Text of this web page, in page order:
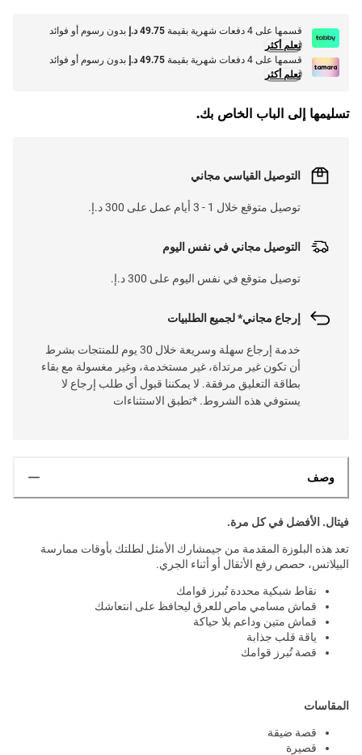
قسمها على 4 دفعات شهرية بقيمة 49.75 د.إ
بدون رسوم أو فوائد
تعلم أكثر
قسمها على 4 دفعات شهرية بقيمة
49.75 د.إ
بدون رسوم أو فوائد
تعلم أكثر
تسليمها إلى الباب الخاص بك.
التوصيل القياسي مجاني
توصيل متوقع خلال 1 - 3 أيام عمل على 300 د.إ.
التوصيل مجاني في نفس اليوم
توصيل متوقع في نفس اليوم على 300 د.إ.
إرجاع مجاني* لجميع الطلبيات
خدمة إرجاع سهلة وسريعة خلال 30 يوم للمنتجات بشرط
أن تكون غير مرتداة، غير مستخدمة، وغير مغسولة مع بقاء
بطاقة التعليق مرفقة. لا يمكننا قبول أي طلب إرجاع لا
يستوفي هذه الشروط. *تطبق الاستثناءات
وصف
فيتال. الأفضل في كل مرة.
تعد هذه البلوزة المقدمة من جيمشارك الأمثل لطلتك بأوقات ممارسة
البيلاتس، حصص رفع الأثقال أو أثناء الجري.
نقاط شبكية محددة تُبرز قوامك
قماش مسامي ماص للعرق ليحافظ على انتعاشك
قماش متين وداعم بلا حياكة
ياقة قلب جذابة
قصة تُبرز قوامك
المقاسات
قصة ضيقة
قصيرة